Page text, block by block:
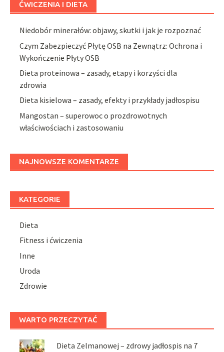
ĆWICZENIA I DIETA
Niedobór minerałów: objawy, skutki i jak je rozpoznać
Czym Zabezpieczyć Płytę OSB na Zewnątrz: Ochrona i
Wykończenie Płyty OSB
Dieta proteinowa – zasady, etapy i korzyści dla
zdrowia
Dieta kisielowa – zasady, efekty i przykłady jadłospisu
Mangostan – superowoc o prozdrowotnych
właściwościach i zastosowaniu
NAJNOWSZE KOMENTARZE
KATEGORIE
Dieta
Fitness i ćwiczenia
Inne
Uroda
Zdrowie
WARTO PRZECZYTAĆ
Dieta Zelmanowej – zdrowy jadłospis na 7